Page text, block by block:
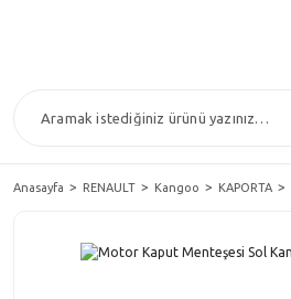
Anasayfa RENAULT Kangoo KAPORTA